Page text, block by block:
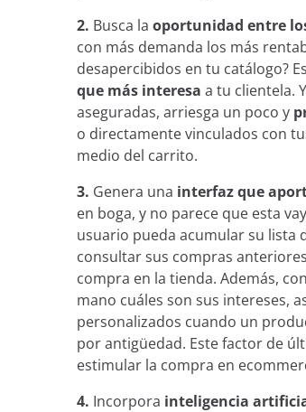
2. Busca la oportunidad entre
con más demanda los más
desapercibidos en tu catálogo?
que más interesa a tu clientela.
aseguradas, arriesga un poco y
o directamente vinculados con
medio del carrito.
3. Genera una interfaz que
en boga, y no parece que esta
usuario pueda acumular su lista
consultar sus compras
compra en la tienda. Además,
mano cuáles son sus intereses,
personalizados cuando un
por antigüedad. Este factor de
estimular la compra en
4. Incorpora inteligencia
En este sitio utilizamos cookies:
En Minderest utilizamos cookies propias y
registran información mientras navegas por
diversa, desde mejorar tu experiencia en la
áreas privadas de la web. También puede
mediante plataformas publicitarias como
pulsando el botón “Aceptar”, configurarlas
clicando en el botón “Rechazar”. Puedes
Aviso legal, política de privacidad y cookies.